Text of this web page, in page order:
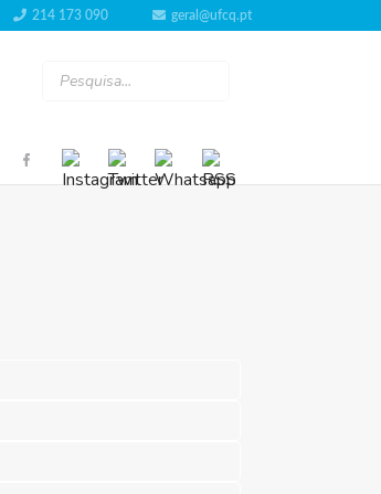
214 173 090 geral@ufcq.pt